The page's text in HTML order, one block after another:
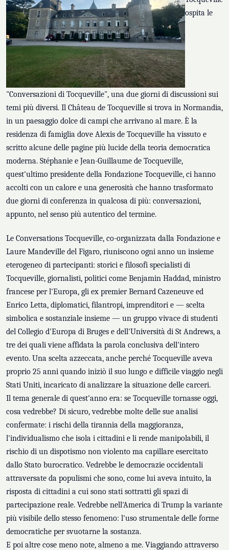
ospita le
"Conversazioni di Tocqueville", una due giorni di discussioni sui
temi più diversi. Il Château de Tocqueville si trova in Normandia,
in un paesaggio dolce di campi che arrivano al mare. È la
residenza di famiglia dove Alexis de Tocqueville ha vissuto e
scritto alcune delle pagine più lucide della teoria democratica
moderna. Stéphanie e Jean-Guillaume de Tocqueville,
quest'ultimo presidente della Fondazione Tocqueville, ci hanno
accolti con un calore e una generosità che hanno trasformato
due giorni di conferenza in qualcosa di più: conversazioni,
appunto, nel senso più autentico del termine.
Le Conversations Tocqueville, co-organizzata dalla Fondazione e
Laure Mandeville del Figaro, riuniscono ogni anno un insieme
eterogeneo di partecipanti: storici e filosofi specialisti di
Tocqueville, giornalisti, politici come Benjamin Haddad, ministro
francese per l'Europa, gli ex premier Bernard Cazeneuve ed
Enrico Letta, diplomatici, filantropi, imprenditori e — scelta
simbolica e sostanziale insieme — un gruppo vivace di studenti
del Collegio d'Europa di Bruges e dell'Università di St Andrews, a
tre dei quali viene affidata la parola conclusiva dell'intero
evento. Una scelta azzeccata, anche perché Tocqueville aveva
proprio 25 anni quando iniziò il suo lungo e difficile viaggio negli
Stati Uniti, incaricato di analizzare la situazione delle carceri.
Il tema generale di quest'anno era: se Tocqueville tornasse oggi,
cosa vedrebbe? Di sicuro, vedrebbe molte delle sue analisi
confermate: i rischi della tirannia della maggioranza,
l'individualismo che isola i cittadini e li rende manipolabili, il
rischio di un dispotismo non violento ma capillare esercitato
dallo Stato burocratico. Vedrebbe le democrazie occidentali
attraversate da populismi che sono, come lui aveva intuito, la
risposta di cittadini a cui sono stati sottratti gli spazi di
partecipazione reale. Vedrebbe nell'America di Trump la variante
più visibile dello stesso fenomeno: l'uso strumentale delle forme
democratiche per svuotarne la sostanza.
E poi altre cose meno note, almeno a me. Viaggiando attraverso